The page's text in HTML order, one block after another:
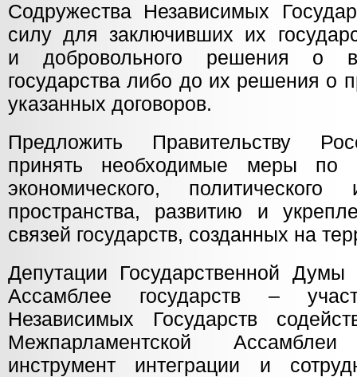
Содружества Независимых
силу для заключивших их
и добровольного решения о
государства либо до их решения о
указанных договоров.
Предложить Правительству
принять необходимые меры по
экономического,
пространства, развитию и
связей государств, созданных на
Депутации Государственной
Ассамблее государств –
Независимых Государств
Межпарламентской
инструмент интеграции и